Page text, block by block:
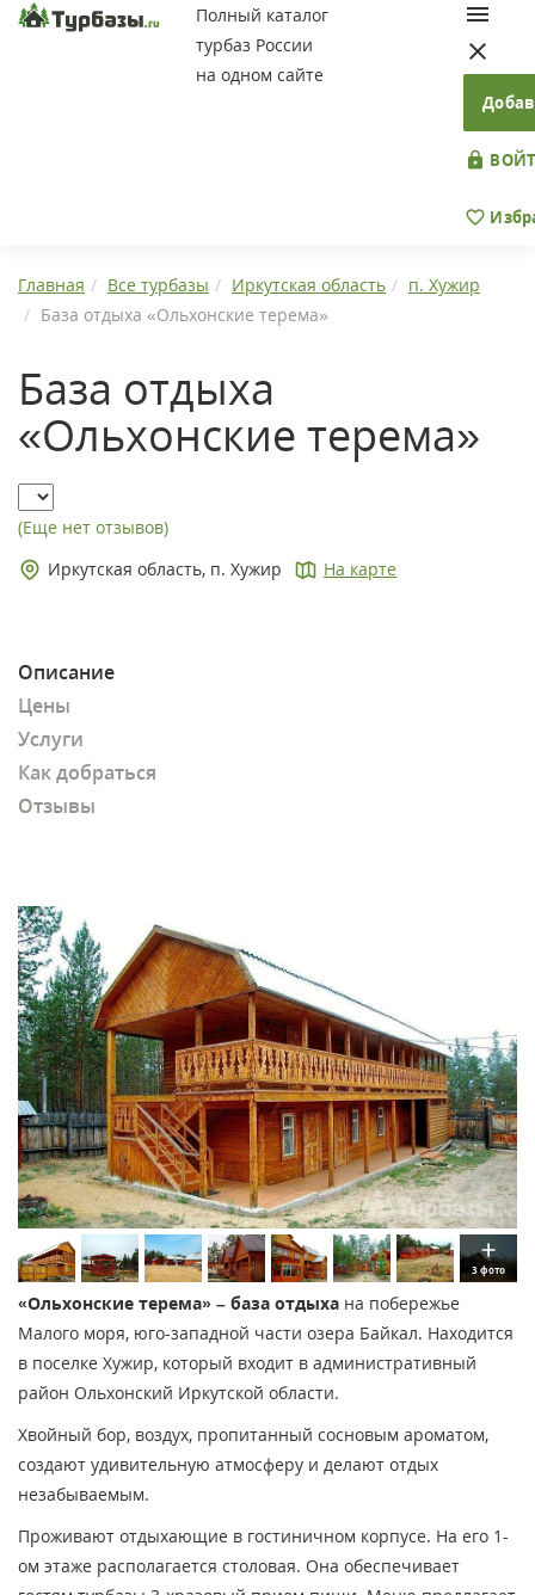
Полный каталог
турбаз России
на одном сайте
Главная Все турбазы Иркутская область
п. Хужир
База отдыха «Ольхонские терема»
База отдыха
«Ольхонские терема»
(Еще нет отзывов)
Иркутская область, п. Хужир
На карте
Описание
Цены
Услуги
Как добраться
Отзывы
3 фото
«Ольхонские терема» – база отдыха на побережье
Малого моря, юго-западной части озера Байкал. Находится
в поселке Хужир, который входит в административный
район Ольхонский Иркутской области.
Хвойный бор, воздух, пропитанный сосновым ароматом,
создают удивительную атмосферу и делают отдых
незабываемым.
Проживают отдыхающие в гостиничном корпусе. На его 1-
ом этаже располагается столовая. Она обеспечивает